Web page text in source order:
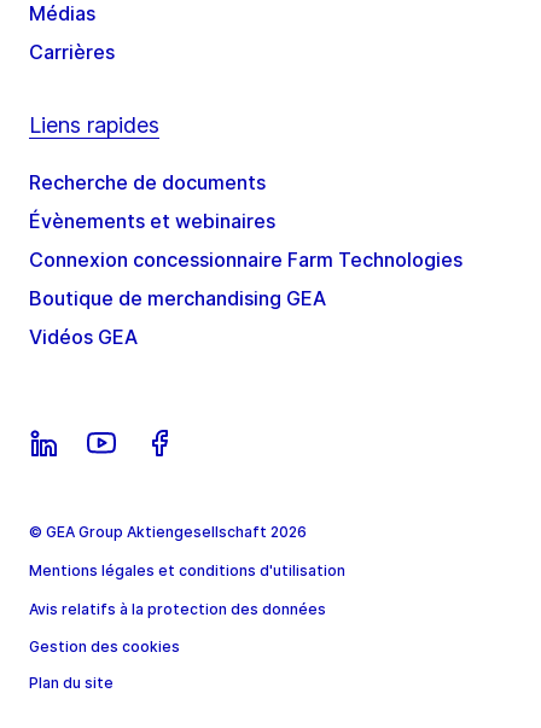
Médias
Carrières
Liens rapides
Recherche de documents
Évènements et webinaires
Connexion concessionnaire Farm Technologies
Boutique de merchandising GEA
Vidéos GEA
© GEA Group Aktiengesellschaft 2026
Mentions légales et conditions d'utilisation
Avis relatifs à la protection des données
Gestion des cookies
Plan du site